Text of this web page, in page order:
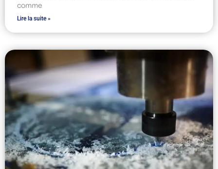
comme
Lire la suite »